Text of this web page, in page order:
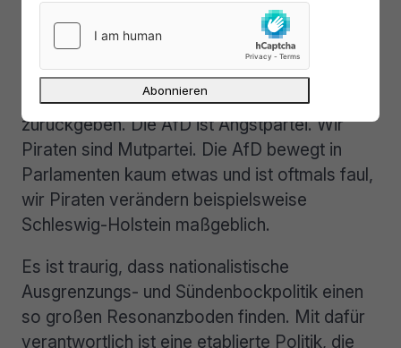
und Arbeitslosenversicherung auflösen, mehr
Überwachung und Geld für Geheimdienste).
Die AfD will Macht und Posten für sich. Wir
Piraten wollen den Bürgern Macht
zurückgeben. Die AfD ist Angstpartei. Wir
Piraten sind Mutpartei. Die AfD bewegt in
Parlamenten kaum etwas und ist oftmals faul,
wir Piraten verändern beispielsweise
Schleswig-Holstein maßgeblich.
Es ist traurig, dass nationalistische
Ausgrenzungs- und Sündenbockpolitik einen
so großen Resonanzboden finden. Mit dafür
verantwortlich ist eine etablierte Politik, die